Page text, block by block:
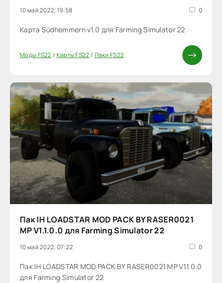
10 май 2022, 19:58 0
Карта Südhemmern v1.0 для Farming Simulator 22
Моды FS22/ Карты FS22/ Паки FS22
Пак IH LOADSTAR MOD PACK BY RASER0021
MP V1.1.0.0 для Farming Simulator 22
10 май 2022, 07:22 0
Пак IH LOADSTAR MOD PACK BY RASER0021 MP V1.1.0.0
для Farming Simulator 22